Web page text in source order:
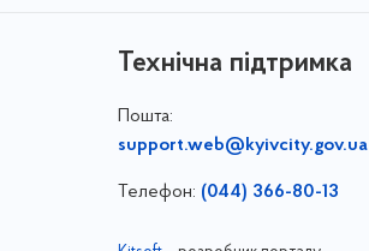
Технічна підтримка
Пошта:
support.web@kyivcity.gov.ua
Телефон: (044) 366-80-13